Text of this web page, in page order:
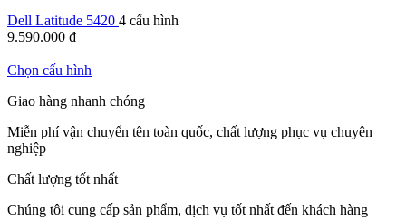
Dell Latitude 5420 4 cấu hình
9.590.000 ₫
Chọn cấu hình
Giao hàng nhanh chóng
Miễn phí vận chuyển tên toàn quốc, chất lượng phục vụ chuyên
nghiệp
Chất lượng tốt nhất
Chúng tôi cung cấp sản phẩm, dịch vụ tốt nhất đến khách hàng